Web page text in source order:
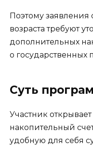
Поэтому
возраста требуют
дополнительных
о государственных
Суть
Участник
накопительный
удобную для себя